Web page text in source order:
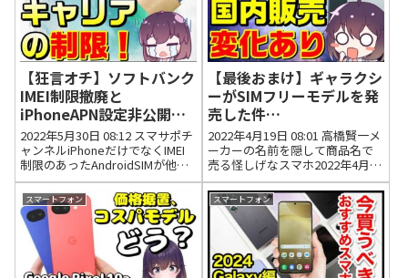
【狂言オチ】ソフトバンク
IMEI制限撤廃と
iPhoneAPN設定非公開の
お話
2022年5月30日 08:12 スマサポチ
ャンネルiPhoneだけでなくIMEI
制限のあったAndroidSIMが他の
Android端末に反応するか自信が
ありませんので、反応しない場
合はソフトバンク/ワイモバイル
にご確認ください。2022...
【最後おまけ】ギャラクシ
ーがSIMフリーモデルを発
売した件
（Samsung/GalaxyS22
）
2022年4月19日 08:01 高橋賢一メ
ーカーの名前を隠して商品名で
売る怪しげなスマホ2022年4月19
日 21:11 いいね7件 返信0件 こた
ひといっそのことスマホメーカ
ー共同でSIMフリー版のみを販売
するスマホショップ作って徹底
スマートフォン スマートフォン